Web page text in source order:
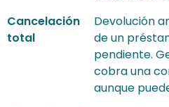
Cancelación
total
Devolución
de un
pendiente.
cobra una
aunque